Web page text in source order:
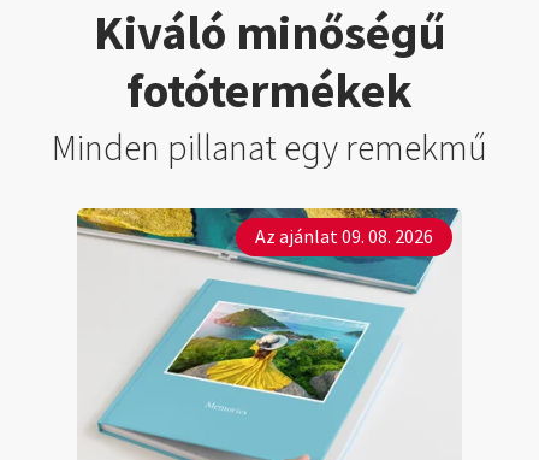
Kiváló minőségű
fotótermékek
Minden pillanat egy remekmű
Az ajánlat 09. 08. 2026